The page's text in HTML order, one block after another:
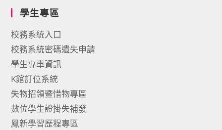
學生專區
校務系統入口
校務系統密碼遺失申請
學生專車資訊
K館訂位系統
失物招領暨惜物專區
數位學生證掛失補發
鳳新學習歷程專區